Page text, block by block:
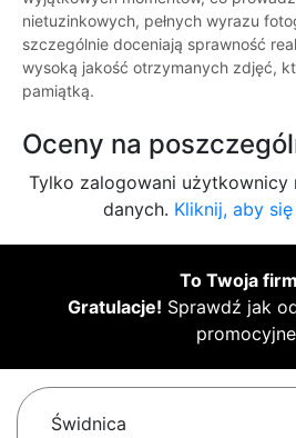
nietuzinkowych, pełnych wyrazu
szczególnie doceniają sprawność
wysoką jakość otrzymanych zdjęć,
pamiątką.
Oceny na
Tylko zalogowani
danych. Kliknij, aby
To Twoja
Gratulacje! Sprawdź jak
Świdnica